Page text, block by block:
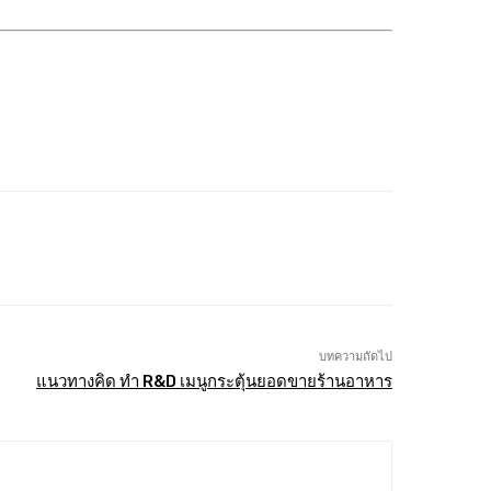
บทความถัดไป
แนวทางคิด ทำ R&D เมนูกระตุ้นยอดขายร้านอาหาร